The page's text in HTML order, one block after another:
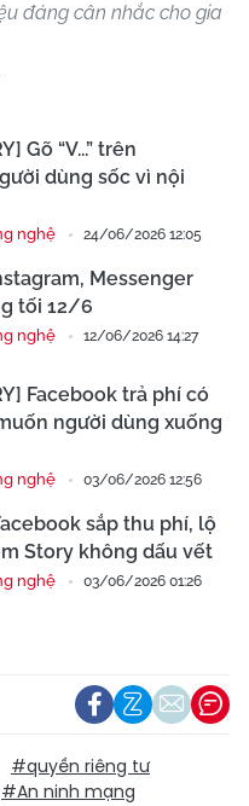
đáng cân nhắc cho gia
Gõ “V...” trên
dùng sốc vì nội
nghệ 24/06/2026 12:05
Messenger
tối 12/6
nghệ 12/06/2026 14:27
Facebook trả phí có
người dùng xuống
nghệ 03/06/2026 12:56
sắp thu phí, lộ
Story không dấu vết
nghệ 03/06/2026 01:26
#quyền riêng tư
#An ninh mạng